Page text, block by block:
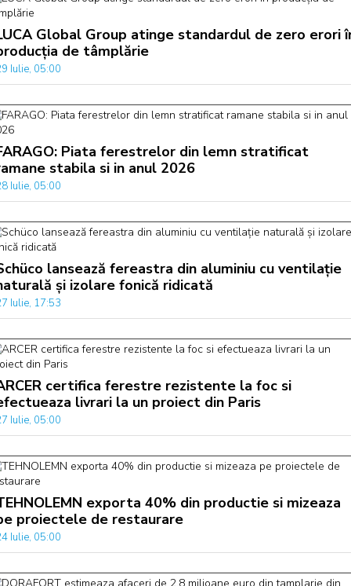
Global Group atinge standardul de zero erori
de tâmplărie
Iulie, 05:00
Piata ferestrelor din lemn stratificat
stabila si in anul 2026
Iulie, 05:00
lansează fereastra din aluminiu cu ventilație
și izolare fonică ridicată
Iulie, 17:53
certifica ferestre rezistente la foc si
livrari la un proiect din Paris
Iulie, 05:00
exporta 40% din productie si mizeaza
proiectele de restaurare
Iulie, 05:00